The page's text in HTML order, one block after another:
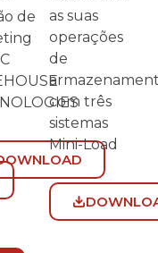
de
as suas
operações
de
com três
sistemas
Mini-Load